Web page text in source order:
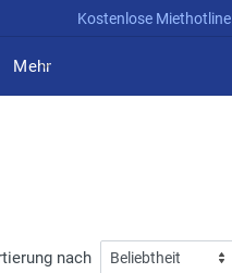
Kostenlose Miethotline
Mehr
nach